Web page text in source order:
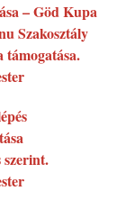
– Göd Kupa
Szakosztály
szerint.